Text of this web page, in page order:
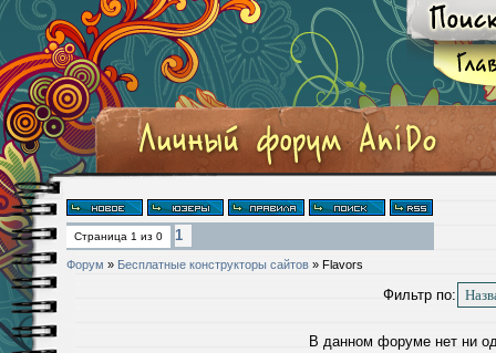
Страница 1 из 0 1
Форум » Бесплатные конструкторы сайтов » Flavors
Фильтр по:
В данном форуме нет ни